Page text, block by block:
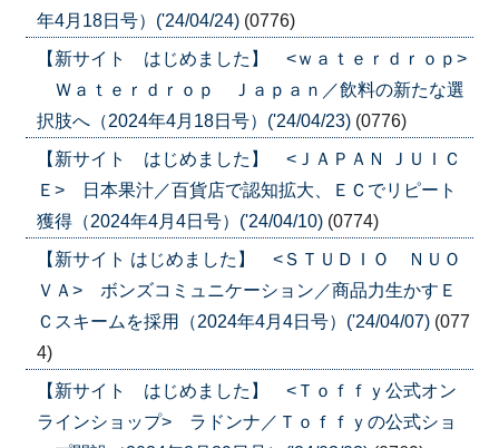
年4月18日号）('24/04/24) (0776)
【新サイト はじめました】 <ｗａｔｅｒｄｒｏｐ>
Ｗａｔｅｒｄｒｏｐ Ｊａｐａｎ／飲料の新たな選
択肢へ（2024年4月18日号）('24/04/23) (0776)
【新サイト はじめました】 <ＪＡＰＡＮ ＪＵＩＣ
Ｅ> 日本果汁／百貨店で認知拡大、ＥＣでリピート
獲得（2024年4月4日号）('24/04/10) (0774)
【新サイト はじめました】 <ＳＴＵＤＩＯ ＮＵＯ
ＶＡ> ボンズコミュニケーション／商品力生かすＥ
Ｃスキームを採用（2024年4月4日号）('24/04/07) (077
4)
【新サイト はじめました】 <Ｔｏｆｆｙ公式オン
ラインショップ> ラドンナ／Ｔｏｆｆｙの公式ショ